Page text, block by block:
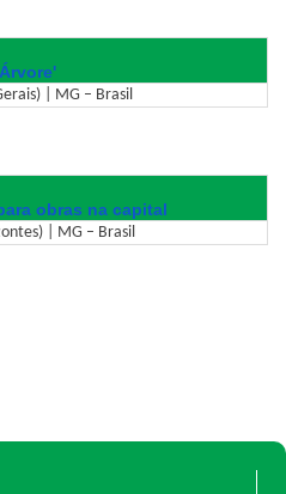
| MG – Brasil
obras na capital
| MG – Brasil